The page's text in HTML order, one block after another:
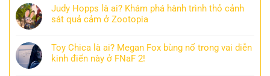
Judy Hopps là ai? Khám phá hành trình thỏ cảnh
sát quả cảm ở Zootopia
Toy Chica là ai? Megan Fox bùng nổ trong vai diễn
kinh điển này ở FNaF 2!